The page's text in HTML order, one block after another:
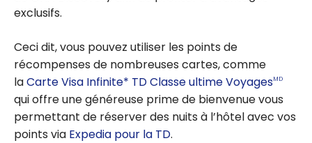
exclusifs.
Ceci dit, vous pouvez utiliser les points de
récompenses de nombreuses cartes, comme
laCarte Visa Infinite* TD Classe ultime VoyagesMD
qui offre une généreuse prime de bienvenue vous
permettant de réserver des nuits à l’hôtel avec vos
points via Expedia pour la TD.